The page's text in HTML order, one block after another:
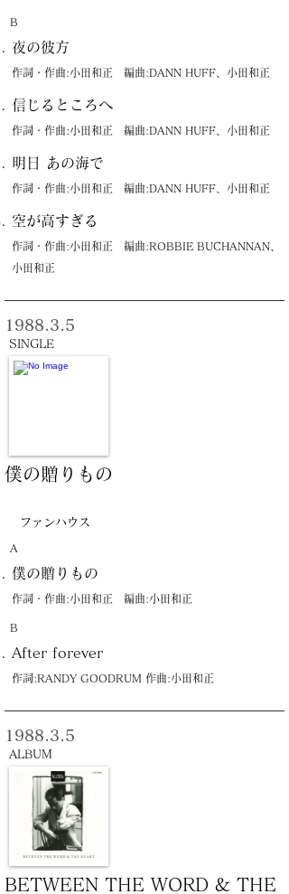
B
夜の彼方
作詞・作曲:小田和正 編曲:DANN HUFF、小田和正
信じるところへ
作詞・作曲:小田和正 編曲:DANN HUFF、小田和正
明日 あの海で
作詞・作曲:小田和正 編曲:DANN HUFF、小田和正
空が高すぎる
作詞・作曲:小田和正 編曲:ROBBIE BUCHANNAN、
小田和正
僕の贈りもの
1988.3.5
SINGLE
ファンハウス
A
僕の贈りもの
作詞・作曲:小田和正 編曲:小田和正
B
After forever
作詞:RANDY GOODRUM 作曲:小田和正
BETWEEN THE WORD & THE
1988.3.5
ALBUM